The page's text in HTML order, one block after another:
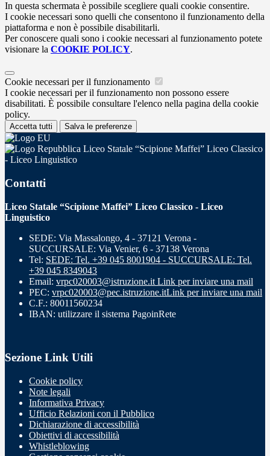
In questa schermata è possibile scegliere quali cookie consentire.
I cookie necessari sono quelli che consentono il funzionamento della
piattaforma e non è possibile disabilitarli.
Per conoscere quali sono i cookie necessari al funzionamento potete
visionare la COOKIE POLICY.
Cookie necessari per il funzionamento
I cookie necessari per il funzionamento non possono essere
disabilitati. È possibile consultare l'elenco nella pagina della cookie
policy.
Accetta tutti Salva le preferenze
Liceo Statale “Scipione Maffei” Liceo Classico
- Liceo Linguistico
Contatti
Liceo Statale “Scipione Maffei” Liceo Classico - Liceo
Linguistico
SEDE: Via Massalongo, 4 - 37121 Verona -
SUCCURSALE: Via Venier, 6 - 37138 Verona
Tel: SEDE: Tel. +39 045 8001904 - SUCCURSALE: Tel.
+39 045 8349043
Email: vrpc020003@istruzione.it Link per inviare una mail
PEC: vrpc020003@pec.istruzione.itLink per inviare una mail
C.F.: 80011560234
IBAN: utilizzare il sistema PagoinRete
Sezione Link Utili
Cookie policy
Note legali
Informativa Privacy
Ufficio Relazioni con il Pubblico
Dichiarazione di accessibilità
Obiettivi di accessibilità
Whistleblowing